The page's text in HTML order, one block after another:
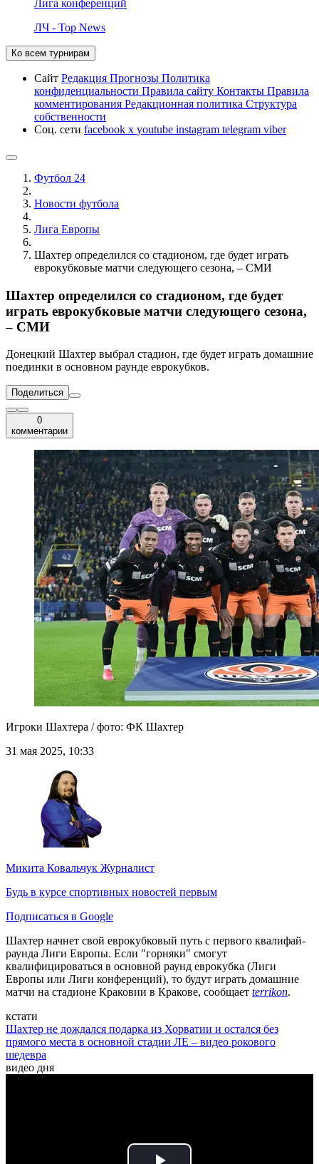
Лига конференций
ЛЧ - Top News
Ко всем турнирам
Сайт Редакция Прогнозы Политика
конфиденциальности Правила сайту Контакты Правила
комментирования Редакционная политика Структура
собственности
Соц. сети facebook x youtube instagram telegram viber
Футбол 24
Новости футбола
Лига Европы
Шахтер определился со стадионом, где будет играть
еврокубковые матчи следующего сезона, – СМИ
Шахтер определился со стадионом, где будет
играть еврокубковые матчи следующего сезона,
– СМИ
Донецкий Шахтер выбрал стадион, где будет играть домашние
поединки в основном раунде еврокубков.
Поделиться
0
комментарии
Игроки Шахтера / фото: ФК Шахтер
31 мая 2025, 10:33
Микита Ковальчук Журналист
Будь в курсе спортивных новостей первым
Подписаться в Google
Шахтер начнет свой еврокубковый путь с первого квалифай-
раунда Лиги Европы. Если "горняки" смогут
квалифицироваться в основной раунд еврокубка (Лиги
Европы или Лиги конференций), то будут играть домашние
матчи на стадионе Краковии в Кракове, сообщает terrikon.
кстати
Шахтер не дождался подарка из Хорватии и остался без
прямого места в основной стадии ЛЕ – видео рокового
шедевра
видео дня